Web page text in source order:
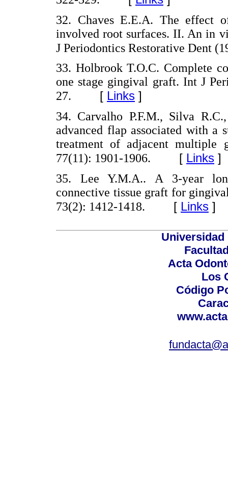
32. Chaves E.E.A. The effect
involved root surfaces. II. An in
J Periodontics Restorative Dent
33. Holbrook T.O.C. Complete
one stage gingival graft. Int J
27. [ Links ]
34. Carvalho P.F.M., Silva
advanced flap associated with a
treatment of adjacent multiple
77(11): 1901-1906. [ Links ]
35. Lee Y.M.A.. A 3-year
connective tissue graft for
73(2): 1412-1418. [ Links ]
Universidad
Acta
Los
Código